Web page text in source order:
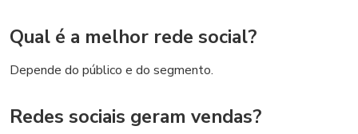
Qual é a melhor rede social?
Depende do público e do segmento.
Redes sociais geram vendas?